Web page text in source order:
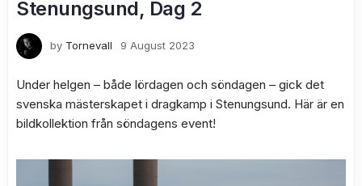
Stenungsund, Dag 2
by Tornevall 9 August 2023
Under helgen – både lördagen och söndagen – gick det
svenska mästerskapet i dragkamp i Stenungsund. Här är en
bildkollektion från söndagens event!